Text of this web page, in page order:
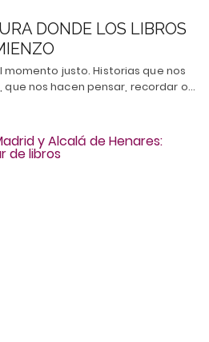
DONDE LOS LIBROS
momento justo. Historias que nos
nos hacen pensar, recordar o…